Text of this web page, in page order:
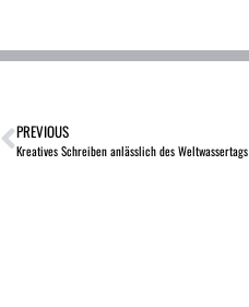
PREVIOUS
Kreatives Schreiben anlässlich des Weltwassertags